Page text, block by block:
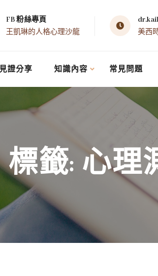
FB 粉絲專頁
王凱琳的人格心理沙龍
美西
見證分享 知識內容 常見問題
標籤: 心理